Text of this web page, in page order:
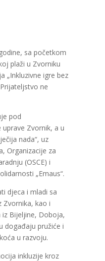
sa početkom
plaži u Zvorniku
„Inkluzivne igre bez
ne
pod
Zvornik, a u
nada“, uz
Organizacije za
(OSCE) i
„Emaus“.
djeca i mladi sa
Zvornika, kao i
iz Bijeljine, Doboja,
događaju pružiće i
u razvoju.
inkluzije kroz